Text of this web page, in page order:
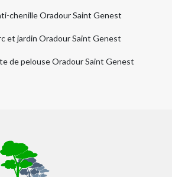
chenille Oradour Saint Genest
et jardin Oradour Saint Genest
de pelouse Oradour Saint Genest